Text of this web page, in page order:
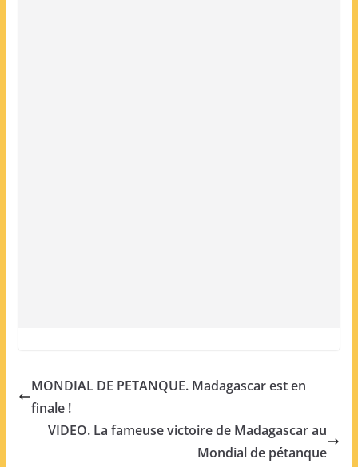
MONDIAL DE PETANQUE. Madagascar est en
finale !
VIDEO. La fameuse victoire de Madagascar au
Mondial de pétanque